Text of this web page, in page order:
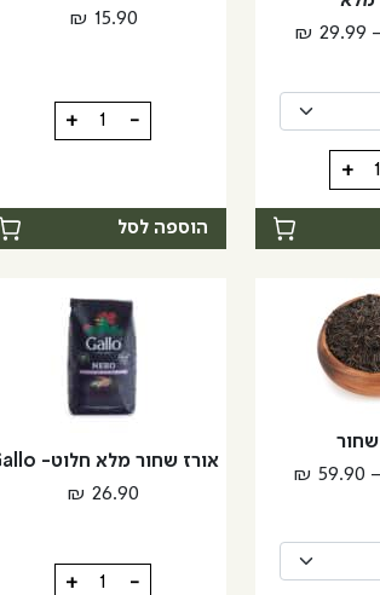
₪ 29.99
+
₪ 15.90
-
כמות
של
+
הוספה לסל
שחור
₪ 59.90
טווח
אורז שחור מלא חלוט- Gallo
₪ 26.90
-
כמות
+